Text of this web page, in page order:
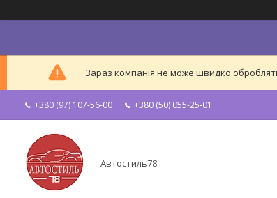
Зараз компанія не може швидко
+380 (97) 107-56-00 +380 (50) 055-25-01
Автостиль78